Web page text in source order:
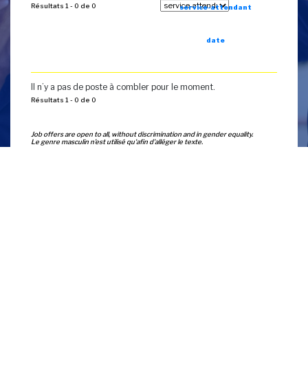
Résultats 1 - 0 de 0 service-attendant
date
Il n’y a pas de poste à combler pour le moment.
Résultats 1 - 0 de 0
Job offers are open to all, without discrimination and in gender equality.
Le genre masculin n’est utilisé qu'afin d’alléger le texte.